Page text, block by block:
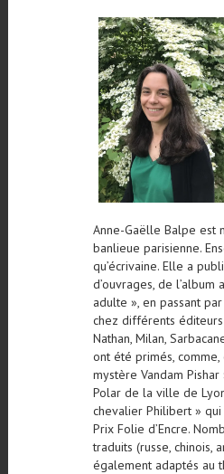
Anne-Gaëlle Balpe est
banlieue parisienne.
qu’écrivaine. Elle a
d’ouvrages, de
adulte », en passant
chez différents
Nathan, Milan,
ont été primés,
mystère Vandam
Polar de la ville de
chevalier Philibert »
Prix Folie d’Encre.
traduits (russe, chinois,
également adaptés au